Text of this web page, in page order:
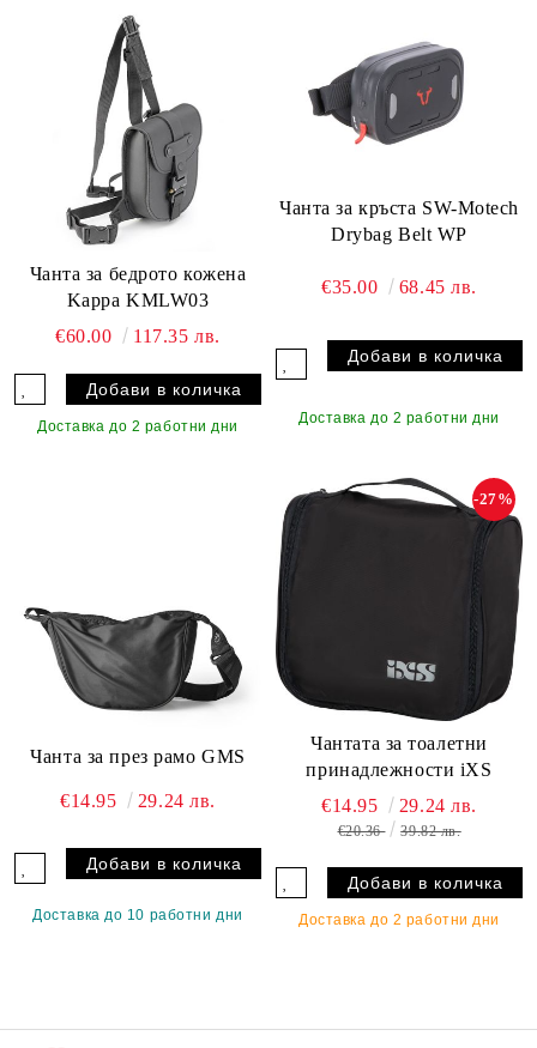
Чанта за бедрото кожена
Kappa KMLW03
€60.00
117.35 лв.
Доставка до 2 работни дни
Чанта за кръста SW-Motech
Drybag Belt WP
€35.00 68.45 лв.
Доставка до 2 работни дни
Чанта за през рамо GMS
€14.95 29.24 лв.
Доставка до 10 работни дни
Чантата за тоалетни
принадлежности iXS
-27%
€14.95 29.24 лв.
€20.36 39.82 лв.
Доставка до 2 работни дни